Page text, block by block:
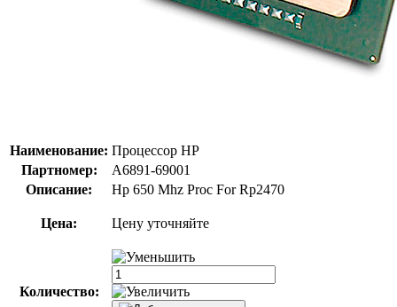
Наименование: Процессор HP
Партномер:
A6891-69001
Описание:
Hp 650 Mhz Proc For Rp2470
Цена: Цену уточняйте
Количество: